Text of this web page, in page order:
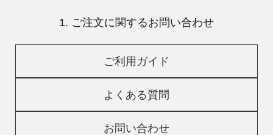
1. ご注文に関するお問い合わせ
ご利用ガイド
よくある質問
お問い合わせ